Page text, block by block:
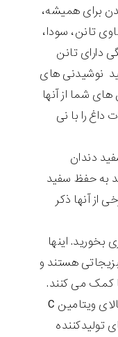
برای همیشه،
تانن، سودا،
دارای تانن
نوشیدنی های
های شما از آنها
را با نی
دندان
به حفظ سفید
از آنها ذکر
اینها
هستند و
کمک می کنند.
به عنوان مزیتی اضافی، میزان بالای ویتامین C
تولیدکننده